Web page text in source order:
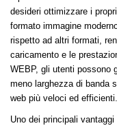
desideri ottimizzare i
formato immagine
rispetto ad altri formati,
caricamento e le
WEBP, gli utenti possono
meno larghezza di banda
web più veloci ed efficienti.
Uno dei principali